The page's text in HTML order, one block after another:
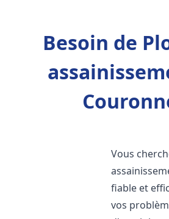
Besoin de
Vous
fiable et
vos